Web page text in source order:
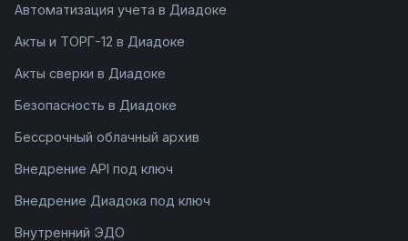
Автоматизация учета в Диадоке
Акты и ТОРГ-12 в Диадоке
Акты сверки в Диадоке
Безопасность в Диадоке
Бессрочный облачный архив
Внедрение API под ключ
Внедрение Диадока под ключ
Внутренний ЭДО